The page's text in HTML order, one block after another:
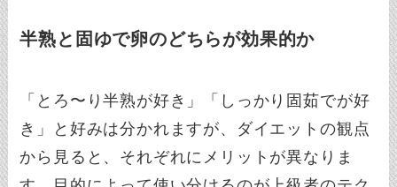
半熟と固ゆで卵のどちらが効果的か
「とろ〜り半熟が好き」「しっかり固茹でが好
き」と好みは分かれますが、ダイエットの観点
から見ると、それぞれにメリットが異なりま